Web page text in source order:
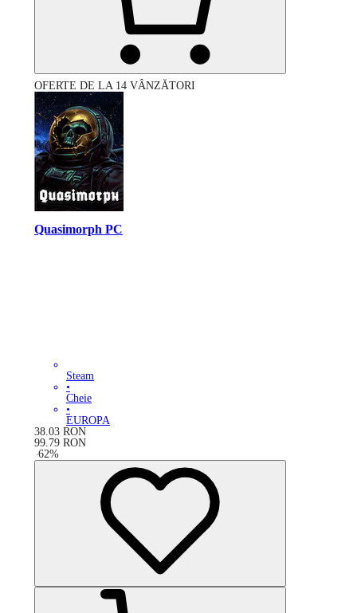
OFERTE DE LA 14 VÂNZĂTORI
Quasimorph PC
Steam
•
Cheie
•
EUROPA
38.03 RON
99.79 RON
-62%